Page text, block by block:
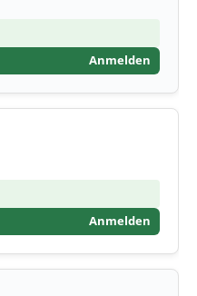
Anmelden
Anmelden